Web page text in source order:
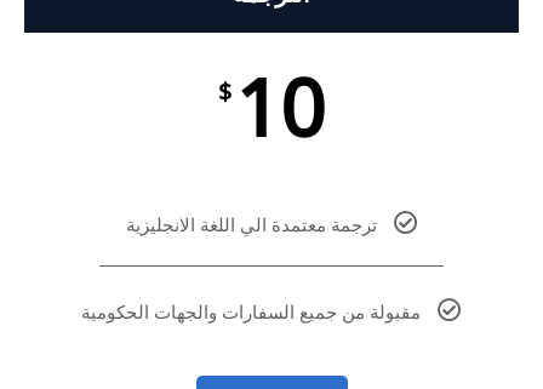
10
$
ترجمة معتمدة الي اللغة الانجليزية
مقبولة من جميع السفارات والجهات الحكومية